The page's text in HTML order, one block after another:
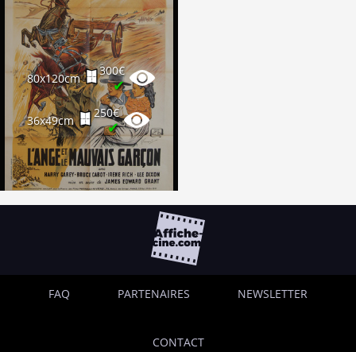
80x120cm
300€
✔
36x49cm
250€
✔
FAQ PARTENAIRES NEWSLETTER
CONTACT